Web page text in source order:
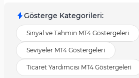
Gösterge Kategorileri:
Sinyal ve Tahmin MT4 Göstergeleri
Seviyeler MT4 Göstergeleri
Ticaret Yardımcısı MT4 Göstergeleri